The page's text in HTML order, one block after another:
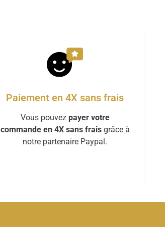
Paiement en 4X sans frais
Vous pouvez payer votre
commande en 4X sans fraisgrâce à
notre partenaire Paypal.